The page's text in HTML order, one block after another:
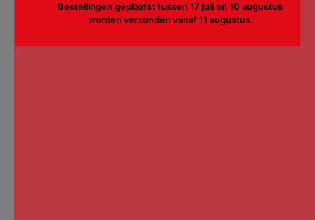
Bestellingen geplaatst tussen 17 juli en 10 augustus
worden verzonden vanaf 11 augustus.